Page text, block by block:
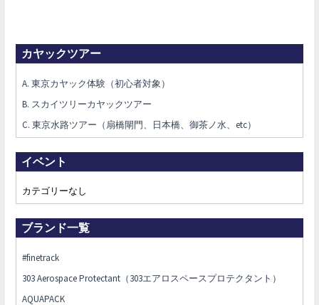
カヤックツアー
A. 東京カヤック体験（初心者対象）
B. スカイツリーカヤックツアー
C. 東京水路ツアー（扇橋閘門、日本橋、御茶ノ水、etc）
イベント
カテゴリーなし
ブランド一覧
#finetrack
303 Aerospace Protectant（303エアロスペースプロテクタント）
AQUAPACK